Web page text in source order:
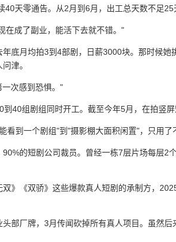
40天零通告。从2月到6月，出工总天数不足
在成了副业，能活下去就不错。"
底月均拍3到4部剧，日薪3000块。那时候
津。
次感到恐惧。"
到40组剧组同时开工。截至今年5月，在拍竖
看到一个剧组"到"摄影棚大面积闲置"，只用了
的短剧公司裁员。曾经一栋7层片场每层2
双》《双骄》这些爆款真人短剧的承制方，
头部厂牌，3月传闻砍掉所有真人项目。虽然